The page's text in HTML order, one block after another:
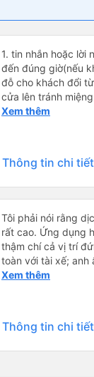
1. tin nhắn hoặc lời
đến đúng giờ(nếu không
đỗ cho khách đổi
cửa lên tránh
tại HN: miệng cống
Bác tài đã cố
chuyến Xe 11 chỗ
Xem thêm
Thông tin chi tiết
Tôi phải nói rằng
rất cao. Ứng dụng
thậm chí cả vị trí
toàn với tài xế; anh
tôi có cần gì không.
Xem thêm
Thông tin chi tiết